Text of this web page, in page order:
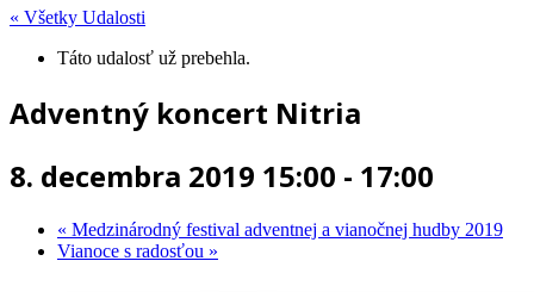
« Všetky Udalosti
Táto udalosť už prebehla.
Adventný koncert Nitria
8. decembra 2019 15:00 - 17:00
« Medzinárodný festival adventnej a vianočnej hudby 2019
Vianoce s radosťou »